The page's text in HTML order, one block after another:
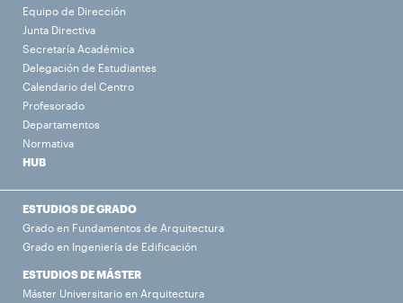
Equipo de Dirección
Junta Directiva
Secretaría Académica
Delegación de Estudiantes
Calendario del Centro
Profesorado
Departamentos
Normativa
HUB
ESTUDIOS DE GRADO
Grado en Fundamentos de Arquitectura
Grado en Ingeniería de Edificación
ESTUDIOS DE MÁSTER
Máster Universitario en Arquitectura